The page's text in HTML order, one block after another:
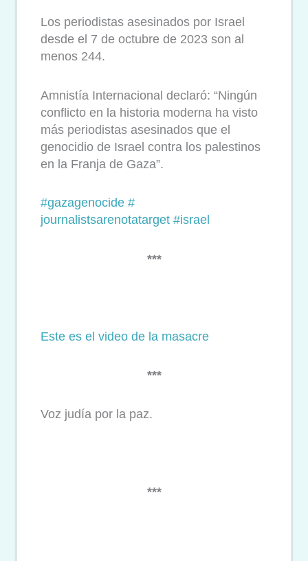
Los periodistas asesinados por Israel
desde el 7 de octubre de 2023 son al
menos 244.
Amnistía Internacional declaró: “Ningún
conflicto en la historia moderna ha visto
más periodistas asesinados que el
genocidio de Israel contra los palestinos
en la Franja de Gaza”.
#gazagenocide #
journalistsarenotatarget #israel
***
Este es el video de la masacre
***
Voz judía por la paz.
***